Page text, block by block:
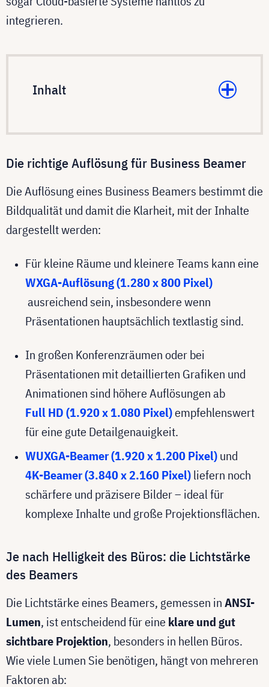
integrieren.
Inhalt
Die richtige Auflösung für Business Beamer
Die Auflösung eines Business Beamers bestimmt die
Bildqualität und damit die Klarheit, mit der Inhalte
dargestellt werden:
Für kleine Räume und kleinere Teams kann eine
WXGA-Auflösung (1.280 x 800 Pixel)
ausreichend sein, insbesondere wenn
Präsentationen hauptsächlich textlastig sind.
In großen Konferenzräumen oder bei
Präsentationen mit detaillierten Grafiken und
Animationen sind höhere Auflösungen ab
Full HD (1.920 x 1.080 Pixel)empfehlenswert
für eine gute Detailgenauigkeit.
WUXGA-Beamer (1.920 x 1.200 Pixel)und
4K-Beamer (3.840 x 2.160 Pixel)liefern noch
schärfere und präzisere Bilder – ideal für
komplexe Inhalte und große Projektionsflächen.
Je nach Helligkeit des Büros: die Lichtstärke
des Beamers
Die Lichtstärke eines Beamers, gemessen inANSI-
Lumen, ist entscheidend für eine klare und gut
sichtbare Projektion, besonders in hellen Büros.
Wie viele Lumen Sie benötigen, hängt von mehreren
Faktoren ab: